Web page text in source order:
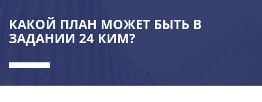
КАКОЙ ПЛАН МОЖЕТ БЫТЬ В
ЗАДАНИИ 24 КИМ?